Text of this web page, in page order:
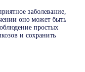
заболевание,
оно может быть
простых
и сохранить